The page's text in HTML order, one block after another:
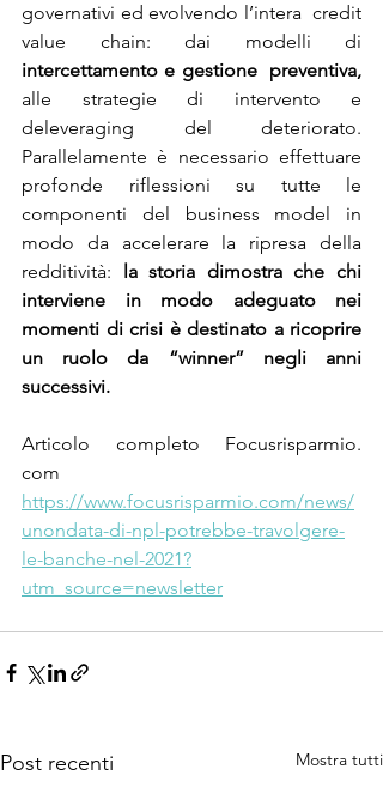
governativi ed evolvendo l’intera  credit
intercettamento e gestione  preventiva,
alle strategie di intervento e
deleveraging del deteriorato.
Parallelamente è necessario effettuare
profonde riflessioni su tutte le
componenti del business model in
modo da accelerare la ripresa della
redditività: la storia dimostra che chi
interviene in modo adeguato nei
momenti di crisi è destinato a ricoprire
un ruolo da “winner” negli anni
successivi.
Articolo completo Focusrisparmio.
com
https://www.focusrisparmio.com/news/
unondata-di-npl-potrebbe-travolgere-
le-banche-nel-2021?
utm_source=newsletter
Post recenti Mostra tutti